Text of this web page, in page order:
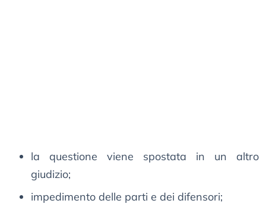
la questione viene spostata in un altro
giudizio;
impedimento delle parti e dei difensori;